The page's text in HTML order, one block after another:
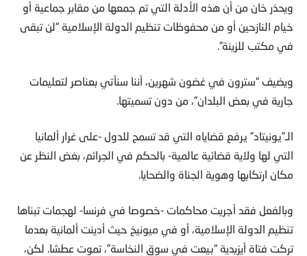
ويحذر خان من أن هذه الأدلة التي تم جمعها من مقابر جماعية أو
خيام النازحين أو من محفوظات تنظيم الدولة الإسلامية “لن تبقى
في مكتب للزينة”.
ويضيف “سترون في غضون شهرين، أننا سنأتي بعناصر لتعليمات
جارية في بعض البلدان”، من دون تسميتها.
الـ”يونيتاد” يرفع قضاياه التي قد تسمح للدول -على غرار ألمانيا
التي لها ولاية قضائية عالمية- بالحكم في الجرائم، بغض النظر عن
مكان ارتكابها وهوية الجناة والضحايا.
وبالفعل فقد أجريت محاكمات -خصوصا في فرنسا- لهجمات تبناها
تنظيم الدولة الإسلامية، أو في ميونيخ حيث أدينت ألمانية بعدما
تركت فتاة أيزيدية “بيعت في سوق النخاسة”، تموت عطشا. لكن،